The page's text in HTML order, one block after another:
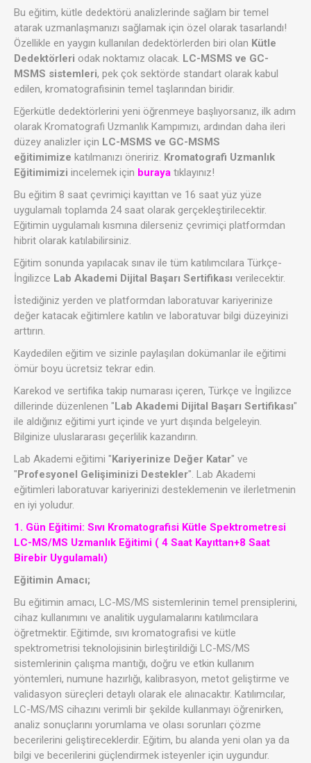
Bu eğitim, kütle dedektörü analizlerinde sağlam bir temel
atarak uzmanlaşmanızı sağlamak için özel olarak tasarlandı!
Özellikle en yaygın kullanılan dedektörlerden biri olan Kütle
Dedektörleri odak noktamız olacak. LC-MSMS ve GC-
MSMS sistemleri, pek çok sektörde standart olarak kabul
edilen, kromatografisinin temel taşlarından biridir.
Eğerkütle dedektörlerini yeni öğrenmeye başlıyorsanız, ilk adım
olarak Kromatografi Uzmanlık Kampımızı, ardından daha ileri
düzey analizler için LC-MSMS ve GC-MSMS
eğitimimize katılmanızı öneririz. Kromatografi Uzmanlık
Eğitimimizi incelemek için buraya tıklayınız!
Bu eğitim 8 saat çevrimiçi kayıttan ve 16 saat yüz yüze
uygulamalı toplamda 24 saat olarak gerçekleştirilecektir.
Eğitimin uygulamalı kısmına dilerseniz çevrimiçi platformdan
hibrit olarak katılabilirsiniz.
Eğitim sonunda yapılacak sınav ile tüm katılımcılara Türkçe-
İngilizce Lab Akademi Dijital Başarı Sertifikası verilecektir.
İstediğiniz yerden ve platformdan laboratuvar kariyerinize
değer katacak eğitimlere katılın ve laboratuvar bilgi düzeyinizi
arttırın.
Kaydedilen eğitim ve sizinle paylaşılan dokümanlar ile eğitimi
ömür boyu ücretsiz tekrar edin.
Karekod ve sertifika takip numarası içeren, Türkçe ve İngilizce
dillerinde düzenlenen "Lab Akademi Dijital Başarı Sertifikası"
ile aldığınız eğitimi yurt içinde ve yurt dışında belgeleyin.
Bilginize uluslararası geçerlilik kazandırın.
Lab Akademi eğitimi "Kariyerinize Değer Katar" ve
"Profesyonel Gelişiminizi Destekler". Lab Akademi
eğitimleri laboratuvar kariyerinizi desteklemenin ve ilerletmenin
en iyi yoludur.
1. Gün Eğitimi: Sıvı Kromatografisi Kütle Spektrometresi
LC-MS/MS Uzmanlık Eğitimi ( 4 Saat Kayıttan+8 Saat
Birebir Uygulamalı)
Eğitimin Amacı;
Bu eğitimin amacı, LC-MS/MS sistemlerinin temel prensiplerini,
cihaz kullanımını ve analitik uygulamalarını katılımcılara
öğretmektir. Eğitimde, sıvı kromatografisi ve kütle
spektrometrisi teknolojisinin birleştirildiği LC-MS/MS
sistemlerinin çalışma mantığı, doğru ve etkin kullanım
yöntemleri, numune hazırlığı, kalibrasyon, metot geliştirme ve
validasyon süreçleri detaylı olarak ele alınacaktır. Katılımcılar,
LC-MS/MS cihazını verimli bir şekilde kullanmayı öğrenirken,
analiz sonuçlarını yorumlama ve olası sorunları çözme
becerilerini geliştireceklerdir. Eğitim, bu alanda yeni olan ya da
bilgi ve becerilerini güçlendirmek isteyenler için uygundur.